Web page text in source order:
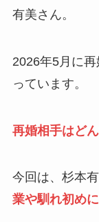
有美さん。
2026年5月に
っています。
再婚相手はど
今回は、杉本
業や馴れ初め